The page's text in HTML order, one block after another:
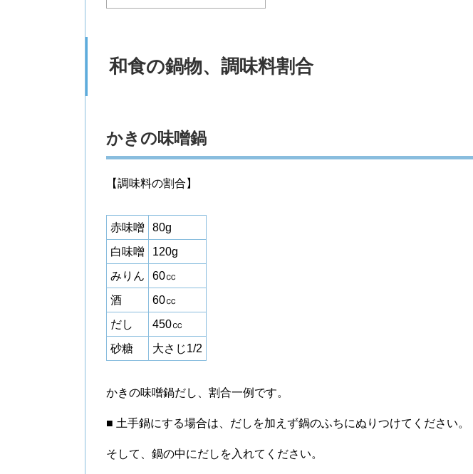
和食の鍋物、調味料割合
かきの味噌鍋
【調味料の割合】
赤味噌
80g
白味噌
120g
みりん
60㏄
酒
60㏄
だし
450㏄
砂糖
大さじ1/2
かきの味噌鍋だし、割合一例です。
■ 土手鍋にする場合は、だしを加えず鍋のふちにぬりつけてください。
そして、鍋の中にだしを入れてください。